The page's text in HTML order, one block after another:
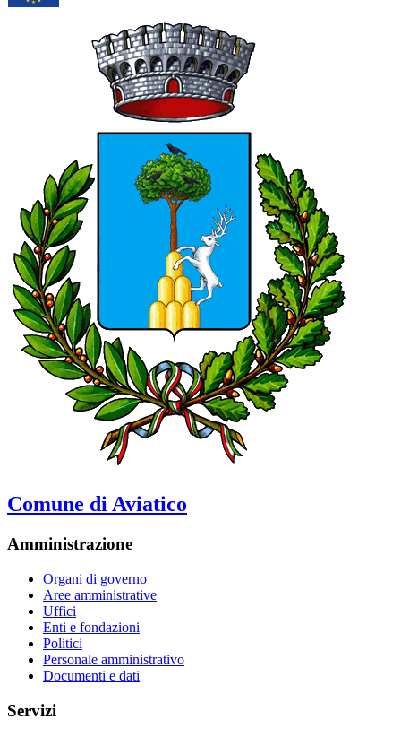
Comune di Aviatico
Amministrazione
Organi di governo
Aree amministrative
Uffici
Enti e fondazioni
Politici
Personale amministrativo
Documenti e dati
Servizi